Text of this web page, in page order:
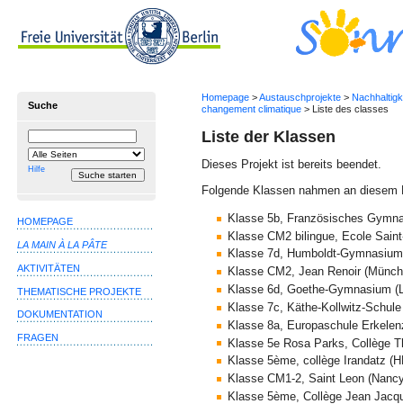
Homepage >Austauschprojekte >
changement climatique > Liste des classes
Liste der Klassen
Dieses Projekt ist bereits beendet.
Folgende Klassen nahmen an diesem
Klasse 5b, Französisches
Klasse CM2 bilingue, Ecole
Klasse 7d, Humboldt-
Klasse CM2, Jean Renoir
Klasse 6d, Goethe-Gymnasium
Klasse 7c, Käthe-Kollwitz-
Klasse 8a, Europaschule
Klasse 5e Rosa Parks, Collège
Klasse 5ème, collège Irandatz
Klasse CM1-2, Saint Leon
Klasse 5ème, Collège Jean
Suche
einschränken
Hilfe
HOMEPAGE
LA MAIN À LA PÂTE
AKTIVITÄTEN
THEMATISCHE PROJEKTE
DOKUMENTATION
FRAGEN